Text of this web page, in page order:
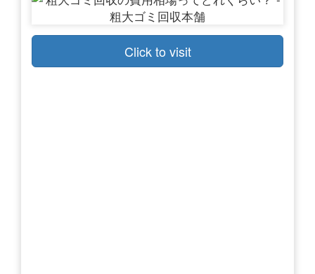
Click to visit